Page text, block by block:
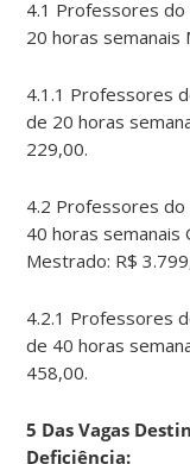
4.1 Professores do
20 horas semanais
4.1.1 Professores
de 20 horas
229,00.
4.2 Professores do
40 horas semanais
Mestrado: R$
4.2.1 Professores
de 40 horas
458,00.
5 Das Vagas
Deficiência: